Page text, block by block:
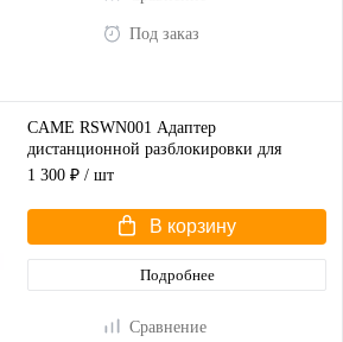
Под заказ
CAME RSWN001 Адаптер
дистанционной разблокировки для
распашных ворот
1 300 ₽ / шт
В корзину
Подробнее
Сравнение